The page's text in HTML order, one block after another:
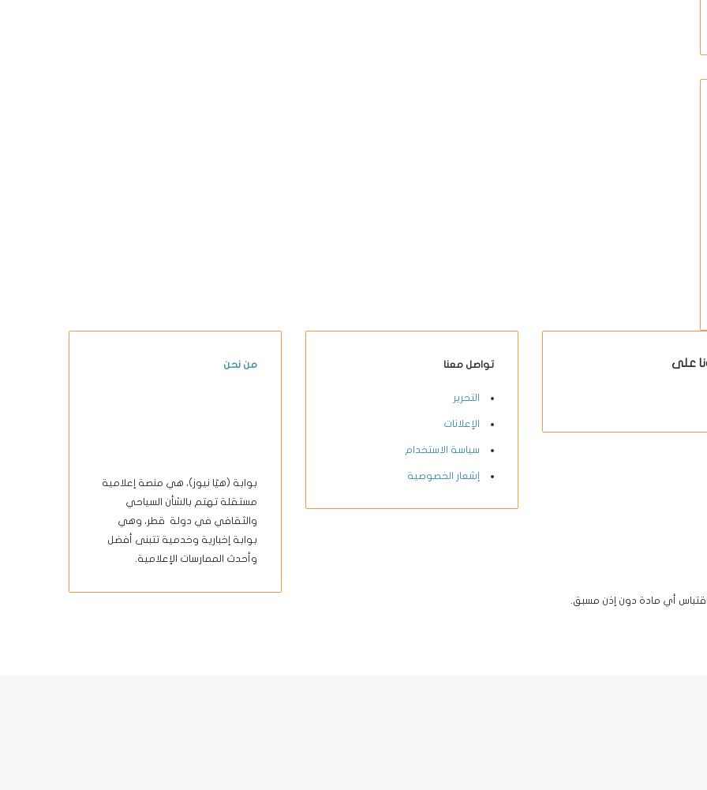
من نحن
بوابة (هيّا نيوز)، هي منصة إعلامية
مستقلة تهتم بالشأن السياحي
والثقافي في دولة قطر، وهي
بوابة إخبارية وخدمية تتبنى أفضل
وأحدث الممارسات الإعلامية.
تواصل معنا
التحرير
الإعلانات
سياسة الاستخدام
إشعار الخصوصية
على